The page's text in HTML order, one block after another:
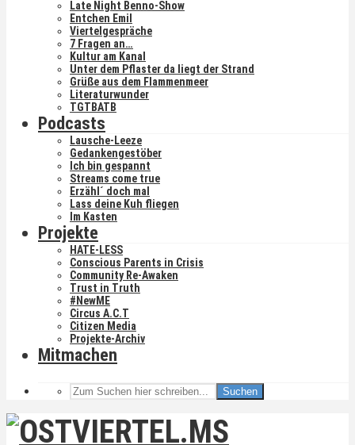
Late Night Benno-Show
Entchen Emil
Viertelgespräche
7 Fragen an…
Kultur am Kanal
Unter dem Pflaster da liegt der Strand
Grüße aus dem Flammenmeer
Literaturwunder
TGTBATB
Podcasts
Lausche-Leeze
Gedankengestöber
Ich bin gespannt
Streams come true
Erzähl´ doch mal
Lass deine Kuh fliegen
Im Kasten
Projekte
HATE-LESS
Conscious Parents in Crisis
Community Re-Awaken
Trust in Truth
#NewME
Circus A.C.T
Citizen Media
Projekte-Archiv
Mitmachen
Suchen